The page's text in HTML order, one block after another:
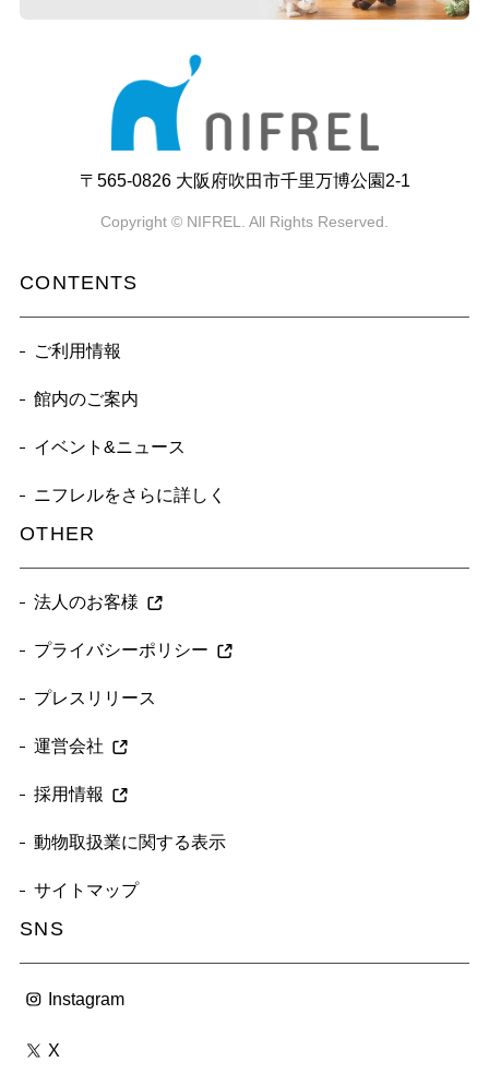
〒565-0826 大阪府吹田市千里万博公園2-1
Copyright © NIFREL. All Rights Reserved.
CONTENTS
ご利用情報
館内のご案内
イベント&ニュース
ニフレルをさらに詳しく
OTHER
法人のお客様
プライバシーポリシー
プレスリリース
運営会社
採用情報
動物取扱業に関する表示
サイトマップ
SNS
Instagram
X